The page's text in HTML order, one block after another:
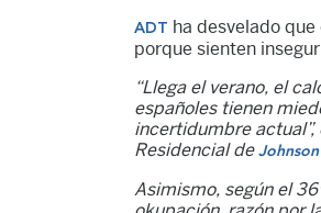
ADT ha desvelado
porque sienten
“Llega el verano, el
españoles tienen
incertidumbre actual”,
Residencial de
Asimismo, según el